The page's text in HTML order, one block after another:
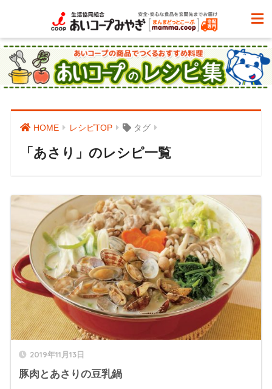
HOME レシピTOP タグ
「あさり」のレシピ一覧
2019年11月13日
豚肉とあさりの豆乳鍋